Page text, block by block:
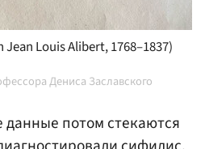
Louis Alibert, 1768–1837)
Дениса Заславского
данные потом стекаются